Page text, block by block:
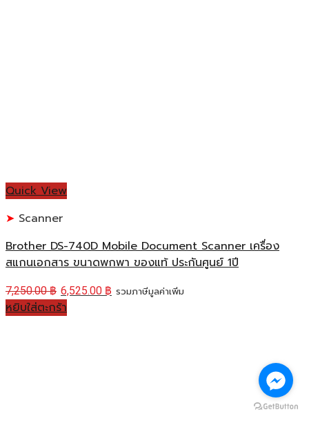
Quick View
Scanner
Brother DS-740D Mobile Document Scanner เครื่อง
สแกนเอกสาร ขนาดพกพา ของแท้ ประกันศูนย์ 1ปี
7,250.00฿ 6,525.00 ฿ รวมภาษีมูลค่าเพิ่ม
หยิบใส่ตะกร้า